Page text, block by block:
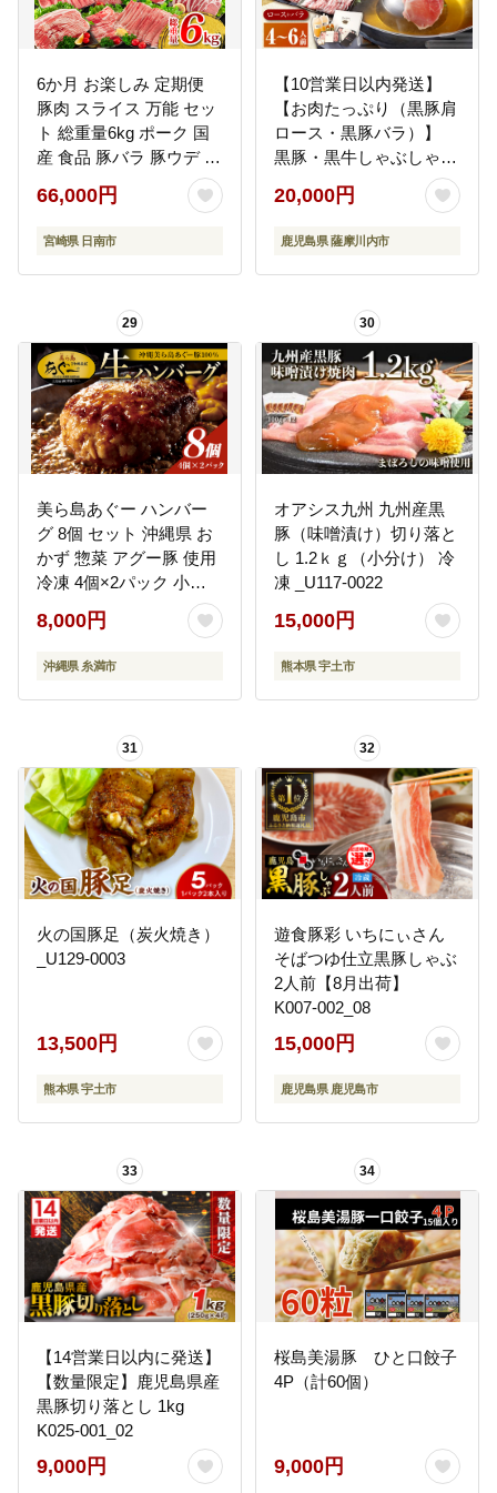
6か月 お楽しみ 定期便
豚肉 スライス 万能 セッ
ト 総重量6kg ポーク 国
産 食品 豚バラ 豚ウデ 豚
モモ 豚ロース 豚肩ロー
ス すき焼き しゃぶしゃ
ぶ とんかつ 生姜焼き お
沢 ご褒美 お祝 記念日 お
送料無料_IF3-23
66,000円
宮崎県 日南市
【10営業日以内発送】
【お肉たっぷり（黒豚肩
ロース・黒豚バラ）】
黒豚・黒牛しゃぶしゃぶ
専門店SATSUMAの黒豚
しゃぶしゃぶセット（4
～6人前） BSR-368-3-
20,000円
鹿児島県 薩摩川内市
29
美ら島あぐー ハンバー
グ 8個 セット 沖縄県 お
かず 惣菜 アグー豚 使用
冷凍 4個×2パック 小分
け おいしい 肉 糸満市 国
産 肉汁 たっぷり ブラン
ド豚 ジューシー 肉厚 お
グルメ おつまみ ディナ
8,000円
沖縄県 糸満市
30
オアシス九州 九州産黒
豚（味噌漬け）切り落と
し 1.2ｋｇ（小分け） 冷
凍 _U117-0022
15,000円
熊本県 宇土市
31
火の国豚足（炭火焼き）
_U129-0003
13,500円
熊本県 宇土市
32
遊食豚彩 いちにぃさん
そばつゆ仕立黒豚しゃぶ
2人前【8月出荷】
K007-002_08
15,000円
鹿児島県 鹿児島市
33
【14営業日以内に発送】
【数量限定】鹿児島県産
黒豚切り落とし 1kg
K025-001_02
9,000円
34
桜島美湯豚 ひと口餃子
4P（計60個）
9,000円